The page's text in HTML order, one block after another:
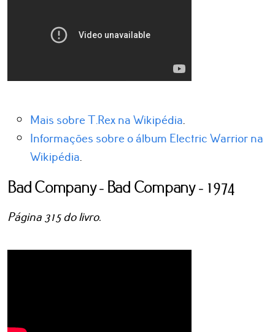
Mais sobre T.Rex na Wikipédia
Informações sobre o álbum Electric Warrior na
Wikipédia
Bad Company - Bad Company - 1974
Página 315 do livro.